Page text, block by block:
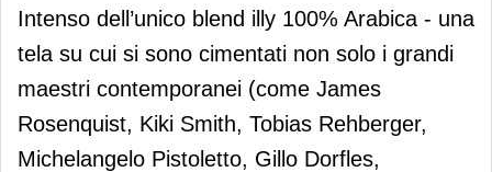
Intenso dell’unico blend illy 100% Arabica - una
tela su cui si sono cimentati non solo i grandi
maestri contemporanei (come James
Rosenquist, Kiki Smith, Tobias Rehberger,
Michelangelo Pistoletto, Gillo Dorfles,